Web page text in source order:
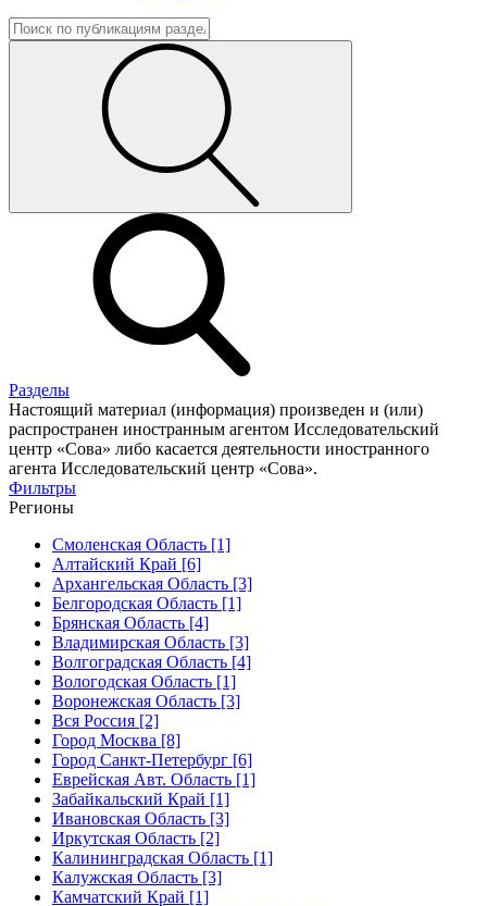
Разделы
Настоящий материал (информация) произведен и (или)
распространен иностранным агентом Исследовательский
центр «Сова» либо касается деятельности иностранного
агента Исследовательский центр «Сова».
Фильтры
Регионы
Смоленская Область [1]
Алтайский Край [6]
Архангельская Область [3]
Белгородская Область [1]
Брянская Область [4]
Владимирская Область [3]
Волгоградская Область [4]
Вологодская Область [1]
Воронежская Область [3]
Вся Россия [2]
Город Москва [8]
Город Санкт-Петербург [6]
Еврейская Авт. Область [1]
Забайкальский Край [1]
Ивановская Область [3]
Иркутская Область [2]
Калининградская Область [1]
Калужская Область [3]
Камчатский Край [1]